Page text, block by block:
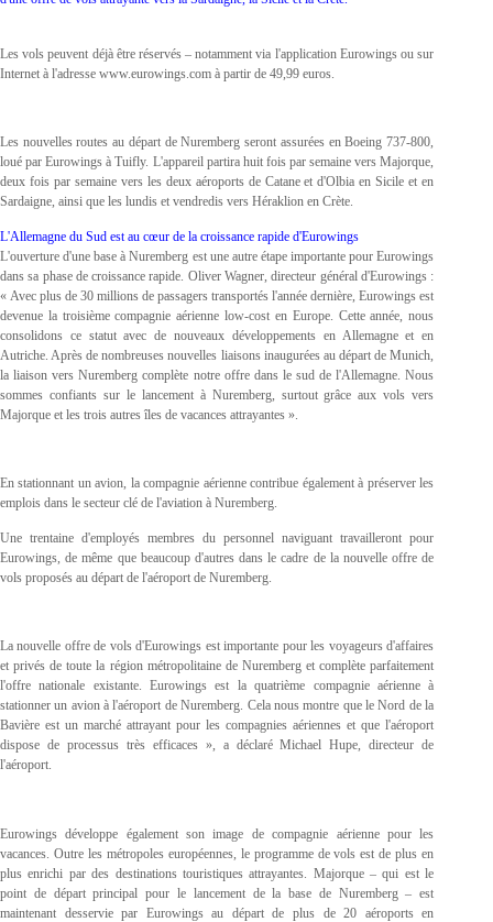
Les vols peuvent déjà être réservés – notamment via l'application Eurowings ou sur
Internet à l'adresse www.eurowings.com à partir de 49,99 euros.
Les nouvelles routes au départ de Nuremberg seront assurées en Boeing 737-800,
loué par Eurowings à Tuifly. L'appareil partira huit fois par semaine vers Majorque,
deux fois par semaine vers les deux aéroports de Catane et d'Olbia en Sicile et en
Sardaigne, ainsi que les lundis et vendredis vers Héraklion en Crète.
L'Allemagne du Sud est au cœur de la croissance rapide d'Eurowings
L'ouverture d'une base à Nuremberg est une autre étape importante pour Eurowings
dans sa phase de croissance rapide. Oliver Wagner, directeur général d'Eurowings :
« Avec plus de 30 millions de passagers transportés l'année dernière, Eurowings est
devenue la troisième compagnie aérienne low-cost en Europe. Cette année, nous
consolidons ce statut avec de nouveaux développements en Allemagne et en
Autriche. Après de nombreuses nouvelles liaisons inaugurées au départ de Munich,
la liaison vers Nuremberg complète notre offre dans le sud de l'Allemagne. Nous
sommes confiants sur le lancement à Nuremberg, surtout grâce aux vols vers
Majorque et les trois autres îles de vacances attrayantes ».
En stationnant un avion, la compagnie aérienne contribue également à préserver les
emplois dans le secteur clé de l'aviation à Nuremberg.
Une trentaine d'employés membres du personnel naviguant travailleront pour
Eurowings, de même que beaucoup d'autres dans le cadre de la nouvelle offre de
vols proposés au départ de l'aéroport de Nuremberg.
La nouvelle offre de vols d'Eurowings est importante pour les voyageurs d'affaires
et privés de toute la région métropolitaine de Nuremberg et complète parfaitement
l'offre nationale existante. Eurowings est la quatrième compagnie aérienne à
stationner un avion à l'aéroport de Nuremberg. Cela nous montre que le Nord de la
Bavière est un marché attrayant pour les compagnies aériennes et que l'aéroport
dispose de processus très efficaces », a déclaré Michael Hupe, directeur de
l'aéroport.
Eurowings développe également son image de compagnie aérienne pour les
vacances. Outre les métropoles européennes, le programme de vols est de plus en
plus enrichi par des destinations touristiques attrayantes. Majorque – qui est le
point de départ principal pour le lancement de la base de Nuremberg – est
maintenant desservie par Eurowings au départ de plus de 20 aéroports en